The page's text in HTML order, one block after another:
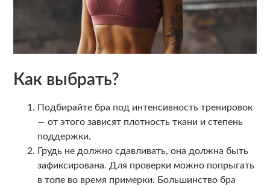
Как выбрать?
Подбирайте бра под интенсивность тренировок
— от этого зависят плотность ткани и степень
поддержки.
Грудь не должно сдавливать, она должна быть
зафиксирована. Для проверки можно попрыгать
в топе во время примерки. Большинство бра